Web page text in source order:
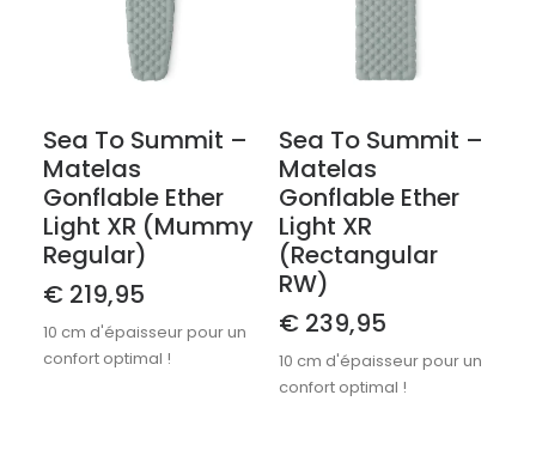
Sea To Summit –
Matelas
Gonflable Ether
Light XR (mummy
Regular)
€ 219,95
10 cm d'épaisseur pour un
confort optimal !
Sea To Summit –
Matelas
Gonflable Ether
Light XR
(Rectangular
RW)
€ 239,95
10 cm d'épaisseur pour un
confort optimal !